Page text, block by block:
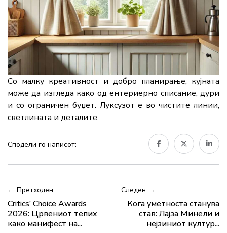
Со малку креативност и добро планирање, кујната
може да изгледа како од ентериерно списание, дури
и со ограничен буџет. Луксузот е во чистите линии,
светлината и деталите.
Сподели го написот:
← Претходен
Critics’ Choice Awards
2026: Црвениот тепих
како манифест на...
Следен →
Кога уметноста станува
став: Лајза Минели и
нејзиниот култур...